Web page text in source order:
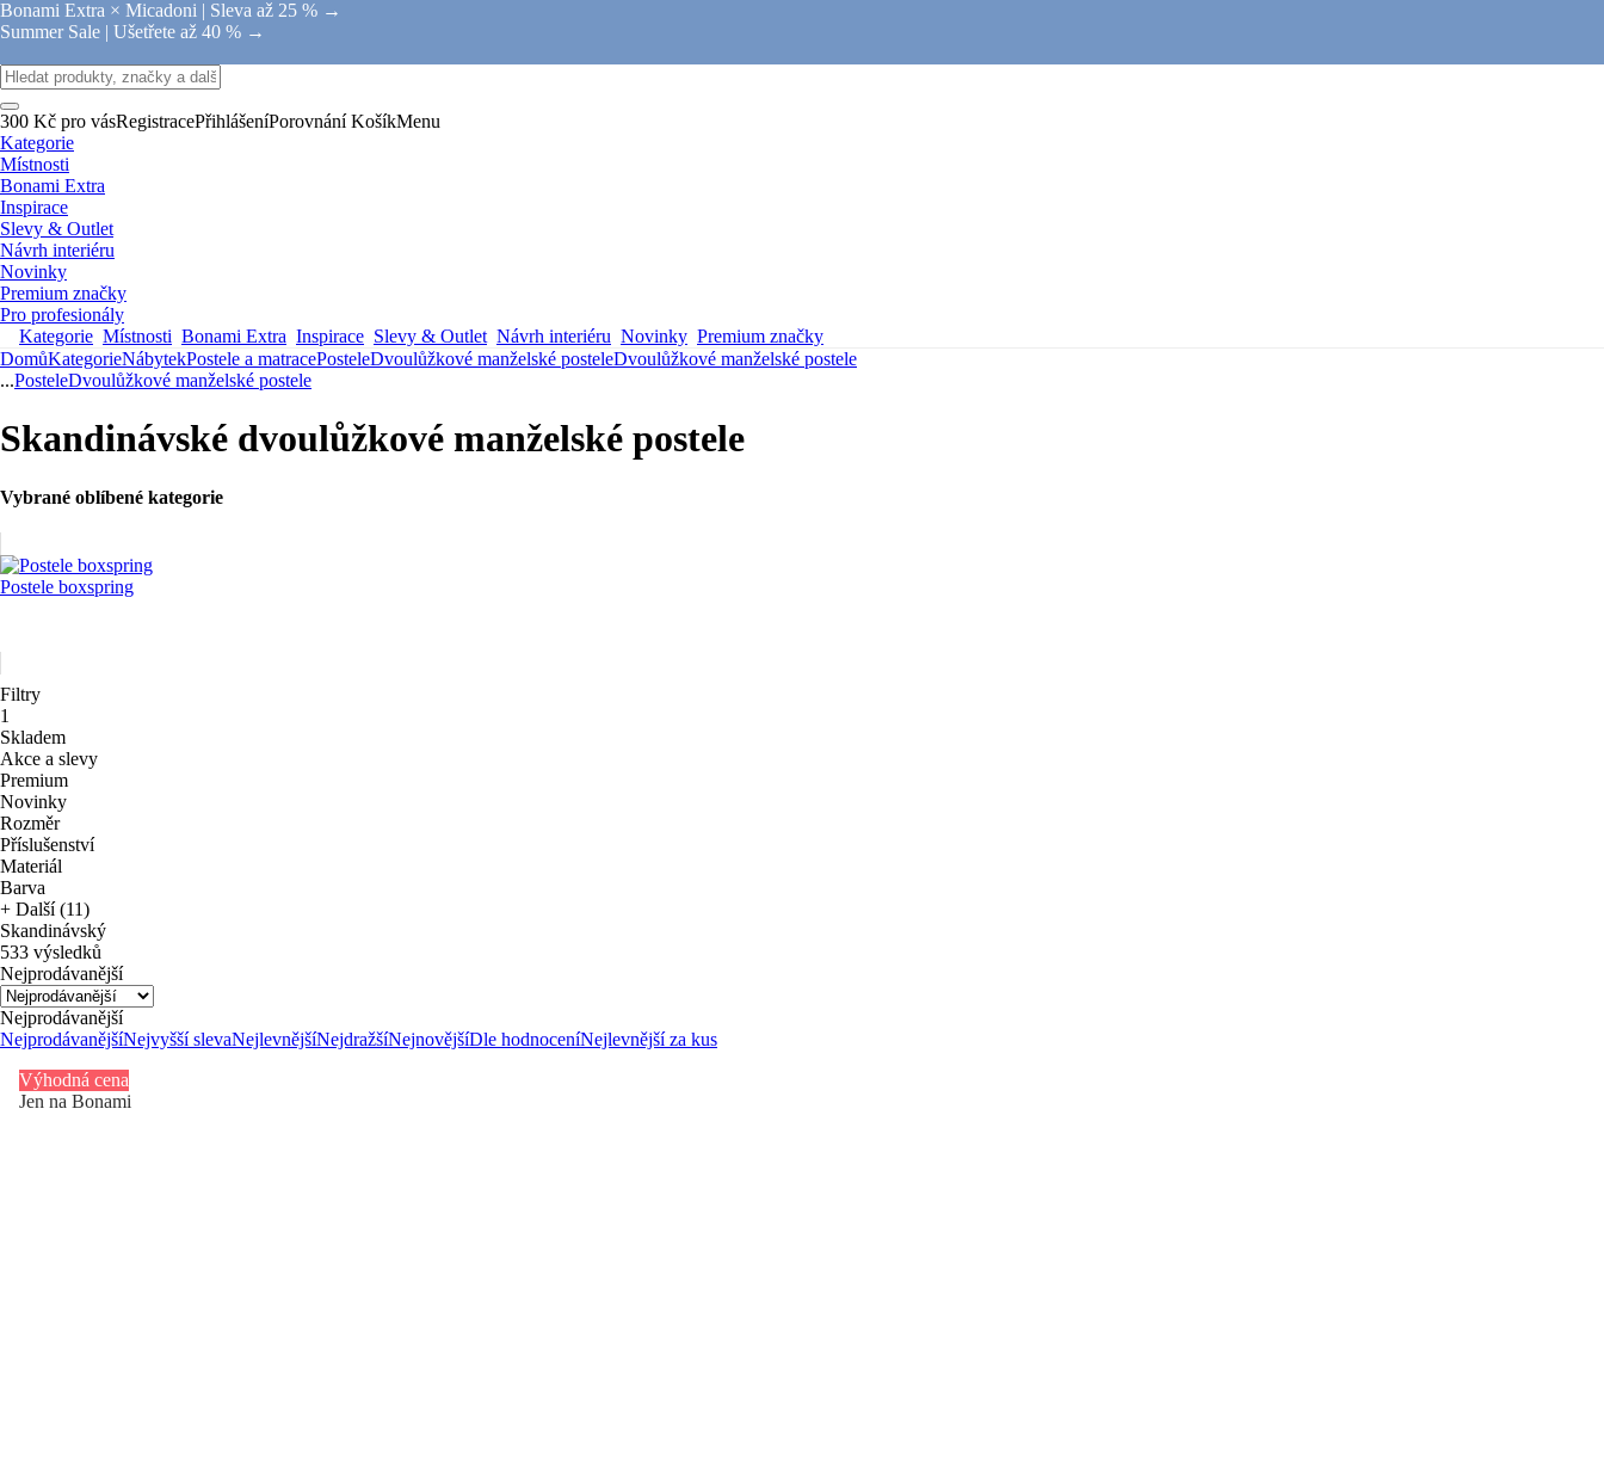
Bonami Extra × Micadoni | Sleva až 25 % →
Summer Sale | Ušetřete až 40 % →
300 Kč pro vásRegistracePřihlášeníPorovnání KošíkMenu
Kategorie
Místnosti
Bonami Extra
Inspirace
Slevy & Outlet
Návrh interiéru
Novinky
Premium značky
Pro profesionály
Kategorie Místnosti Bonami Extra Inspirace Slevy & Outlet Návrh interiéru Novinky Premium značky
DomůKategorieNábytekPostele a matracePosteleDvoulůžkové manželské posteleDvoulůžkové manželské postele
...PosteleDvoulůžkové manželské postele
Skandinávské dvoulůžkové manželské postele
Vybrané oblíbené kategorie
Postele boxspring
Filtry
1
Skladem
Akce a slevy
Premium
Novinky
Rozměr
Příslušenství
Materiál
Barva
+ Další (11)
Skandinávský
533 výsledků
Nejprodávanější
Nejprodávanější
NejprodávanějšíNejvyšší slevaNejlevnějšíNejdražšíNejnovějšíDle hodnoceníNejlevnější za kus
Výhodná cena
Jen na Bonami